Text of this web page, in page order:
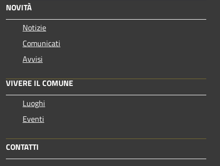
NOVITÀ
Notizie
Comunicati
Avvisi
VIVERE IL COMUNE
Luoghi
Eventi
CONTATTI